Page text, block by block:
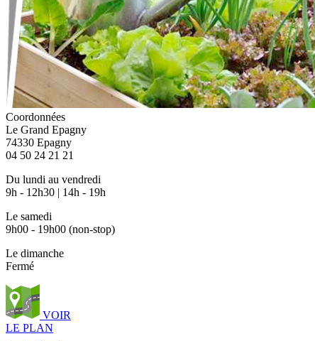
Coordonnées
Le Grand Epagny
74330 Epagny
04 50 24 21 21
Du lundi au vendredi
9h - 12h30 | 14h - 19h
Le samedi
9h00 - 19h00 (non-stop)
Le dimanche
Fermé
VOIR
LE PLAN